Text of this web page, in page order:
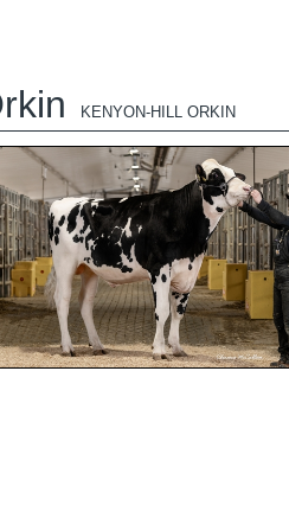
KENYON-HILL ORKIN